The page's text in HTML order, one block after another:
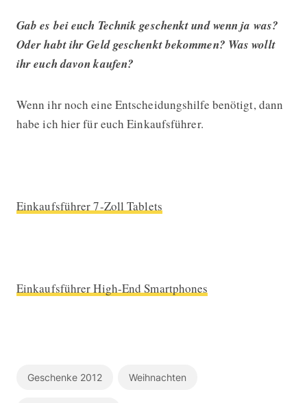
Gab es bei euch Technik geschenkt und wenn ja was?
Oder habt ihr Geld geschenkt bekommen? Was wollt
ihr euch davon kaufen?
Wenn ihr noch eine Entscheidungshilfe benötigt, dann
habe ich hier für euch Einkaufsführer.
Einkaufsführer 7-Zoll Tablets
Einkaufsführer High-End Smartphones
Geschenke 2012 Weihnachten